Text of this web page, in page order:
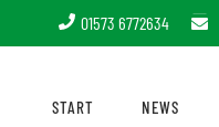
01573 6772634
START NEWS